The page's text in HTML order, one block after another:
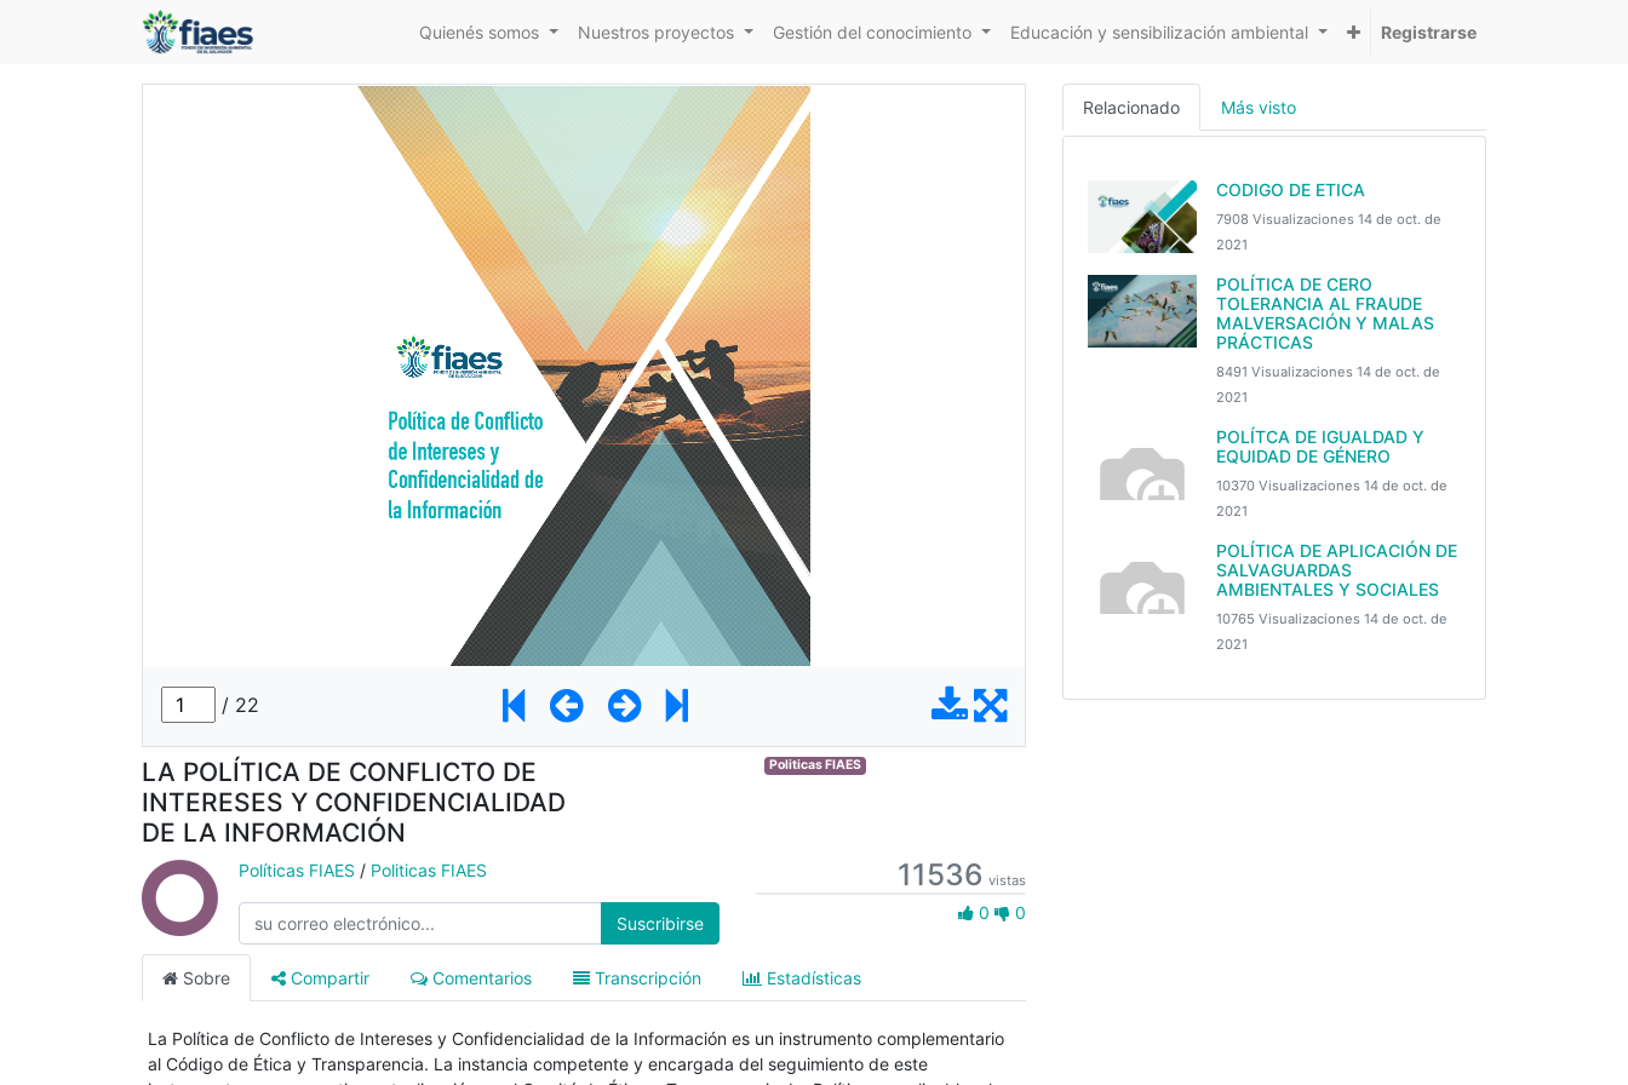
Quienés somos Nuestros proyectos Gestión del conocimiento Educación y sensibilización ambiental Registrarse
LA POLÍTICA DE CONFLICTO DE
INTERESES Y CONFIDENCIALIDAD
DE LA INFORMACIÓN
Politicas FIAES
Políticas FIAES / Politicas FIAES
Suscribirse
11536 vistas
0 0
Sobre Compartir Comentarios Transcripción Estadísticas
La Política de Conflicto de Intereses y Confidencialidad de la Información es un instrumento complementario
al Código de Ética y Transparencia. La instancia competente y encargada del seguimiento de este
Relacionado Más visto
CODIGO DE ETICA
7908 Visualizaciones 14 de oct. de
2021
POLÍTICA DE CERO
TOLERANCIA AL FRAUDE
MALVERSACIÓN Y MALAS
PRÁCTICAS
8491 Visualizaciones 14 de oct. de
2021
POLÍTCA DE IGUALDAD Y
EQUIDAD DE GÉNERO
10370 Visualizaciones 14 de oct. de
2021
POLÍTICA DE APLICACIÓN DE
SALVAGUARDAS
AMBIENTALES Y SOCIALES
10765 Visualizaciones 14 de oct. de
2021